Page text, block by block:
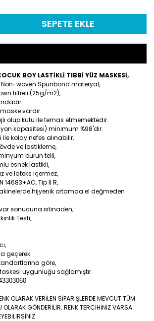
SEPETE EKLE
BOY LASTİKLİ TIBBİ YÜZ MASKESİ,
Non-woven Spunbond materyal,
filtreli (25g/m2),
vardır.
olup kutu ile temas etmemektedir.
kapasitesi) minimum %98'dir.
kolay nefes alınabilir,
ve lastikleme,
burun telli,
esnek lastikli,
ve lateks içermez,
14683+AC, Tip II R,
hijyenik ortamda el değmeden
sonucuna istinaden;
Testi,
geçerek
göre,
uygunluğu sağlamıştır.
OLARAK VERİLEN SİPARİŞLERDE MEVCUT TÜM
OLARAK GÖNDERİLİR. RENK TERCİHİNİZ VARSA